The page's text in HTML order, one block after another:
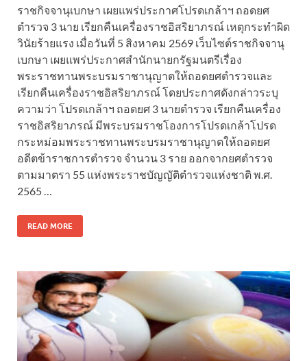
ราชกิจจานุเบกษา เผยแพร่ประกาศโปรดเกล้าฯ ถอดยศ
ตำรวจ 3 นาย เรียกคืนเครื่องราชอิสริยาภรณ์ เหตุกระทำผิด
วินัยร้ายแรง เมื่อวันที่ 5 สิงหาคม 2569 เว็บไซต์ราชกิจจานุ
เบกษา เผยแพร่ประกาศสำนักนายกรัฐมนตรีเรื่อง
พระราชทานพระบรมราชานุญาตให้ถอดยศตำรวจและ
เรียกคืนเครื่องราชอิสริยาภรณ์ โดยประกาศดังกล่าวระบุ
ความว่า โปรดเกล้าฯ ถอดยศ 3 นายตำรวจ เรียกคืนเครื่อง
ราชอิสริยาภรณ์ มีพระบรมราชโองการโปรดเกล้าโปรด
กระหม่อมพระราชทานพระบรมราชานุญาตให้ถอดยศ
อดีตข้าราชการตำรวจ จำนวน 3 ราย ออกจากยศตำรวจ
ตามมาตรา 55 แห่งพระราชบัญญัติตำรวจแห่งชาติ พ.ศ.
2565 …
READ MORE